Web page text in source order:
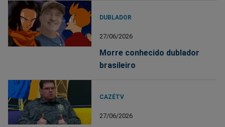
DUBLADOR
27/06/2026
Morre conhecido dublador
brasileiro
CAZÉTV
27/06/2026